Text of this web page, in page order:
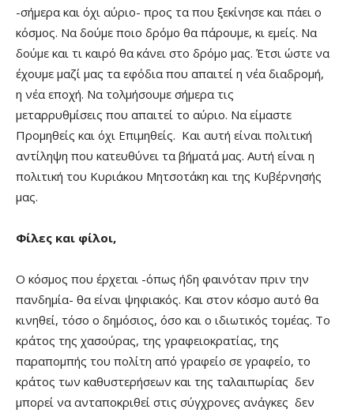
-σήμερα και όχι αύριο- προς τα που ξεκίνησε και πάει ο
κόσμος. Να δούμε ποιο δρόμο θα πάρουμε, κι εμείς. Να
δούμε και τι καιρό θα κάνει στο δρόμο μας. Έτσι ώστε να
έχουμε μαζί μας τα εφόδια που απαιτεί η νέα διαδρομή,
η νέα εποχή. Να τολμήσουμε σήμερα τις
μεταρρυθμίσεις που απαιτεί το αύριο. Να είμαστε
Προμηθείς και όχι Επιμηθείς. Και αυτή είναι πολιτική
αντίληψη που κατευθύνει τα βήματά μας. Αυτή είναι η
πολιτική του Κυριάκου Μητσοτάκη και της Κυβέρνησής
μας.
Φίλες και φίλοι,
Ο κόσμος που έρχεται -όπως ήδη φαινόταν πριν την
πανδημία- θα είναι ψηφιακός. Και στον κόσμο αυτό θα
κινηθεί, τόσο ο δημόσιος, όσο και ο ιδιωτικός τομέας. Το
κράτος της χασούρας, της γραφειοκρατίας, της
παραπομπής του πολίτη από γραφείο σε γραφείο, το
κράτος των καθυστερήσεων και της ταλαιπωρίας δεν
μπορεί να ανταποκριθεί στις σύγχρονες ανάγκες δεν